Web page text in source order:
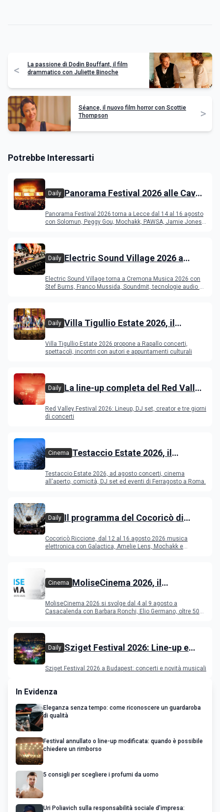
<
La passione di Dodin Bouffant, il film
drammatico con Juliette Binoche
Séance, il nuovo film horror con Scottie
Thompson
>
Potrebbe Interessarti
Daily Panorama Festival 2026 alle Cave
programma
Panorama Festival 2026 torna a Lecce dal 14 al 16 agosto
con Solomun, Peggy Gou, Mochakk, PAWSA, Jamie Jones
Daily Electric Sound Village 2026 a
Young Band Contest, il programma
Electric Sound Village torna a Cremona Musica 2026 con
Stef Burns, Franco Mussida, Soundmit, tecnologie audio e
Daily Villa Tigullio Estate 2026, il
Villa Tigullio Estate 2026 propone a Rapallo concerti,
spettacoli, incontri con autori e appuntamenti culturali
Daily La line-up completa del Red Valley
Red Valley Festival 2026: Lineup, DJ set, creator e tre giorni
di concerti
Cinema Testaccio Estate 2026, il
Ferragosto
Testaccio Estate 2026, ad agosto concerti, cinema
all'aperto, comicità, DJ set ed eventi di Ferragosto a Roma.
Daily Il programma del Cocoricò di
Cocoricò Riccione, dal 12 al 16 agosto 2026 musica
elettronica con Galactica, Amelie Lens, Mochakk e
Cinema MoliseCinema 2026, il
MoliseCinema 2026 si svolge dal 4 al 9 agosto a
Casacalenda con Barbara Ronchi, Elio Germano, oltre 50
Daily Sziget Festival 2026: Line-up e
Sziget Festival 2026 a Budapest: concerti e novità musicali
In Evidenza
Eleganza senza tempo: come riconoscere un guardaroba
di qualità
Festival annullato o line-up modificata: quando è possibile
chiedere un rimborso
5 consigli per scegliere i profumi da uomo
Uri Poliavich sulla responsabilità sociale d’impresa: